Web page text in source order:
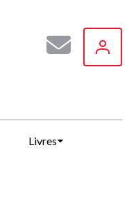
Livres